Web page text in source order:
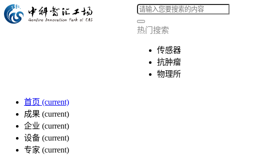
热门搜索
传感器
抗肿瘤
物理所
首页 (current)
成果 (current)
企业 (current)
设备 (current)
专家 (current)